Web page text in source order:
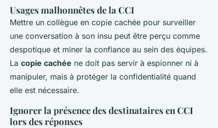
Usages malhonnêtes de la CCI
Mettre un collègue en copie cachée pour surveiller
une conversation à son insu peut être perçu comme
despotique et miner la confiance au sein des équipes.
La copie cachée ne doit pas servir à espionner ni à
manipuler, mais à protéger la confidentialité quand
elle est nécessaire.
Ignorer la présence des destinataires en CCI
lors des réponses